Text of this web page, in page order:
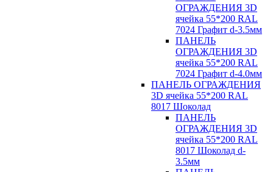
ОГРАЖДЕНИЯ 3D
ячейка 55*200 RAL
7024 Графит d-3.5мм
ПАНЕЛЬ
ОГРАЖДЕНИЯ 3D
ячейка 55*200 RAL
7024 Графит d-4.0мм
ПАНЕЛЬ ОГРАЖДЕНИЯ
3D ячейка 55*200 RAL
8017 Шоколад
ПАНЕЛЬ
ОГРАЖДЕНИЯ 3D
ячейка 55*200 RAL
8017 Шоколад d-
3.5мм